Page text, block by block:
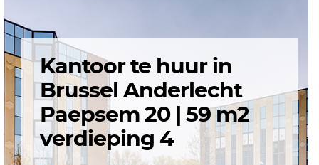
Kantoor te huur in
Brussel Anderlecht
Paepsem 20 | 59 m2
verdieping 4